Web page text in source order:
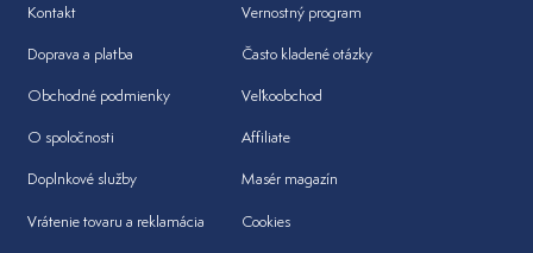
Kontakt
Doprava a platba
Obchodné podmienky
O spoločnosti
Doplnkové služby
Vrátenie tovaru a reklamácia
Vernostný program
Často kladené otázky
Veľkoobchod
Affiliate
Masér magazín
Cookies